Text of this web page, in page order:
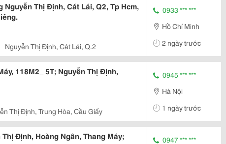
Thị Định, Cát Lái, Q2, Tp Hcm,
Nguyễn Thị Định, Cát Lái, Q.2
0933 *** ***
Hồ Chí Minh
2 ngày trước
118M2_ 5T; Nguyễn Thị Định,
Thị Định, Trung Hòa, Cầu Giấy
0945 *** ***
Hà Nội
1 ngày trước
Định, Hoàng Ngân, Thang Máy;
0947 *** ***